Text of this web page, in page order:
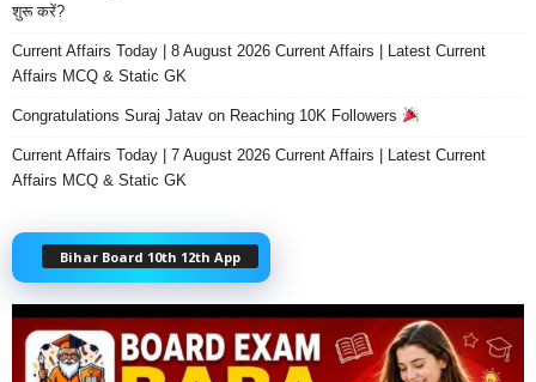
शुरू करें?
Current Affairs Today | 8 August 2026 Current Affairs | Latest Current
Affairs MCQ & Static GK
Congratulations Suraj Jatav on Reaching 10K Followers
Current Affairs Today | 7 August 2026 Current Affairs | Latest Current
Affairs MCQ & Static GK
Bihar Board 10th 12th App